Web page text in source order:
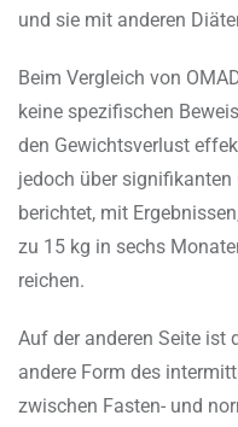
und sie mit anderen
Beim Vergleich von
keine spezifischen
den Gewichtsverlust
jedoch über
berichtet, mit
zu 15 kg in sechs
reichen.
Auf der anderen Seite ist
andere Form des
zwischen Fasten- und